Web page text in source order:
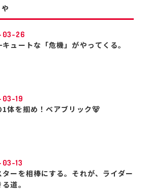
03-26
ュートな「危機」がやってくる。
19
1体を掴め！ベアブリック🐻
13
ターを相棒にする。それが、ライダー
道。